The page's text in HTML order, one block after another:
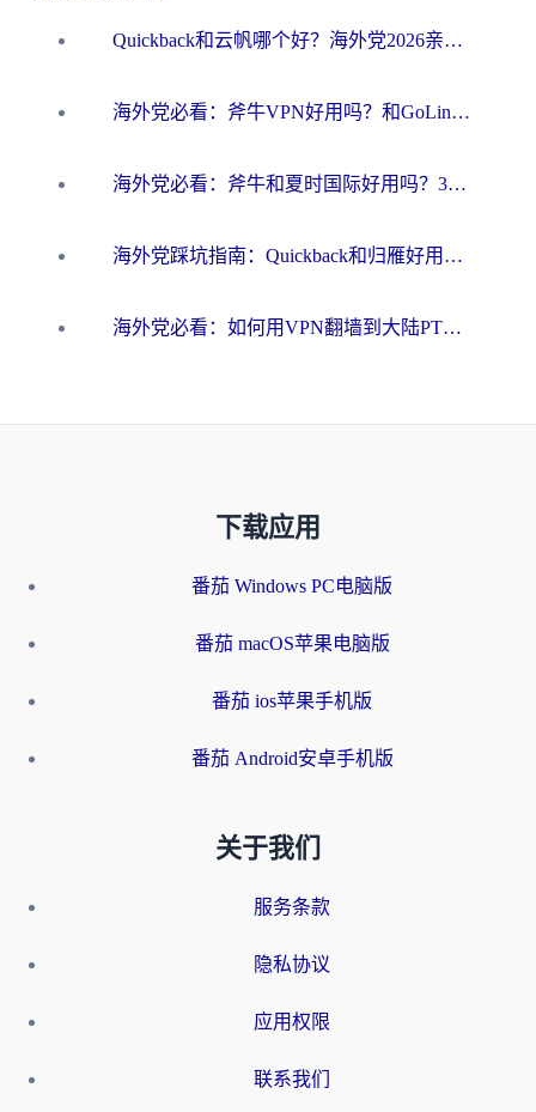
Quickback和云帆哪个好？海外党2026亲测指南：选对加速器大陆工具，无缝刷国内剧玩国服
海外党必看：斧牛VPN好用吗？和GoLinkVPN对比哪个回国效果更好？
海外党必看：斧牛和夏时国际好用吗？3步选对回国加速器，无缝刷国内资源
海外党踩坑指南：Quickback和归雁好用吗？选对加速器才能无缝刷国内资源
海外党必看：如何用VPN翻墙到大陆PTT？一篇解决你所有回国加速痛点
下载应用
番茄 Windows PC电脑版
番茄 macOS苹果电脑版
番茄 ios苹果手机版
番茄 Android安卓手机版
关于我们
服务条款
隐私协议
应用权限
联系我们